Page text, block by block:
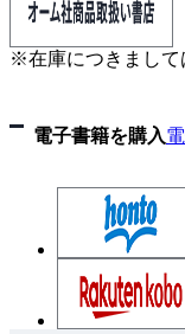
※在庫につきまして
電子書籍を購入